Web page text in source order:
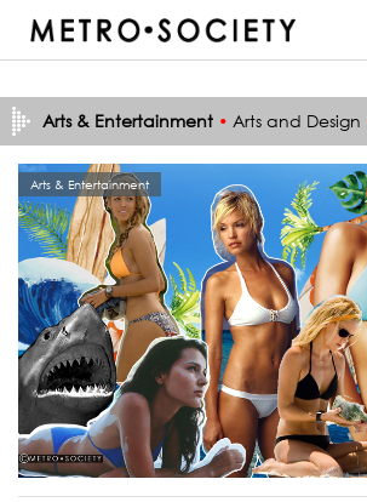
Arts & Entertainment • Arts and Design
Arts & Entertainment